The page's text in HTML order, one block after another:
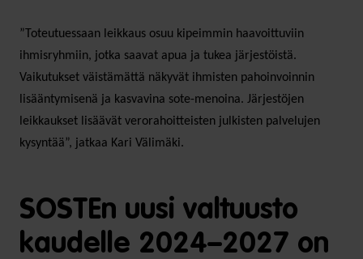
”Toteutuessaan leikkaus osuu kipeimmin haavoittuviin
ihmisryhmiin, jotka saavat apua ja tukea järjestöistä.
Vaikutukset väistämättä näkyvät ihmisten pahoinvoinnin
lisääntymisenä ja kasvavina sote-menoina. Järjestöjen
leikkaukset lisäävät verorahoitteisten julkisten palvelujen
kysyntää”, jatkaa Kari Välimäki.
SOSTEn uusi valtuusto
kaudelle 2024–2027 on